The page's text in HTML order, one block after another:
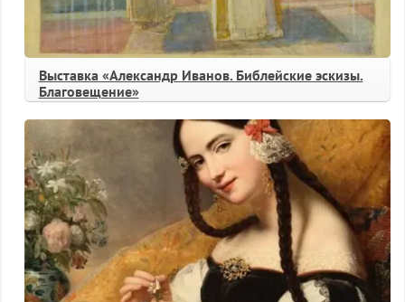
Выставка «Александр Иванов. Библейские эскизы.
Благовещение»